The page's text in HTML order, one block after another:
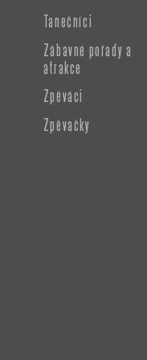
Tanečníci
Zábavné pořady a
atrakce
Zpěváci
Zpěvačky